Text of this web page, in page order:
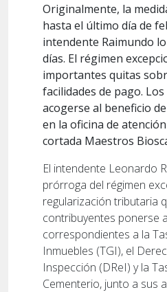
Originalmente, la
hasta el último día de
intendente Raimundo
días. El régimen
importantes quitas
facilidades de pago.
acogerse al beneficio
en la oficina de
cortada Maestros
El intendente Leonardo
prórroga del régimen
regularización tributaria
contribuyentes ponerse
correspondientes a la
Inmuebles (TGI), el
Inspección (DReI) y la
Cementerio, junto a sus